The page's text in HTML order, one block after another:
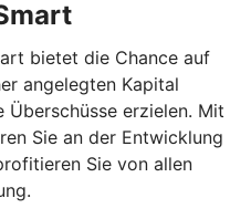
bietet die Chance auf
angelegten Kapital
erzielen. Mit
Sie an der Entwicklung
Sie von allen